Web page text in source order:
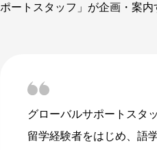
ポートスタッフ」が企画・案内
グローバルサポートスタ
留学経験者をはじめ、語